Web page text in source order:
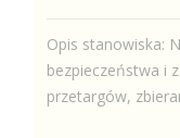
Opis stanowiska:
bezpieczeństwa i
przetargów,